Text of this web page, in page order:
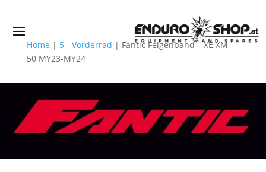
Home | 5 - Vorderrad | Fantic Felgenband – XE XM
50 MY23-MY24